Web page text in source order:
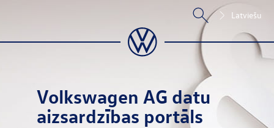
Latviešu
Volkswagen AG datu
aizsardzības portāls